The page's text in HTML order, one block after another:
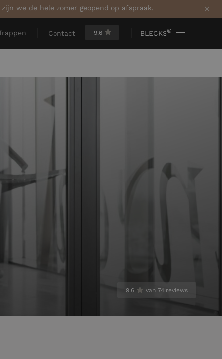
we de hele zomer geopend op afspraak.
Contact 9.6 BLECKS®
9.6 van 74 reviews